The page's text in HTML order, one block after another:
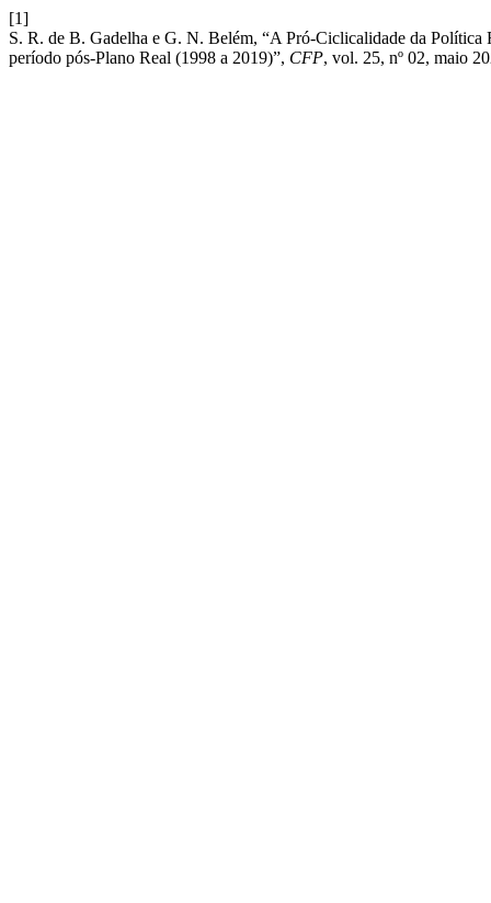
[1]
S. R. de B. Gadelha e G. N. Belém, “A Pró-Ciclicalidade da
período pós-Plano Real (1998 a 2019)”, CFP, vol. 25, nº 02, maio